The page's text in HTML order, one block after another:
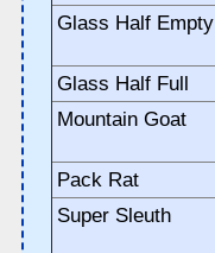
Glass Half Empty
Glass Half Full
Mountain Goat
Pack Rat
Super Sleuth